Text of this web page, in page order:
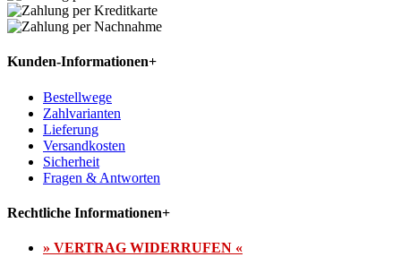
Kunden-Informationen+
Bestellwege
Zahlvarianten
Lieferung
Versandkosten
Sicherheit
Fragen & Antworten
Rechtliche Informationen+
» VERTRAG WIDERRUFEN «